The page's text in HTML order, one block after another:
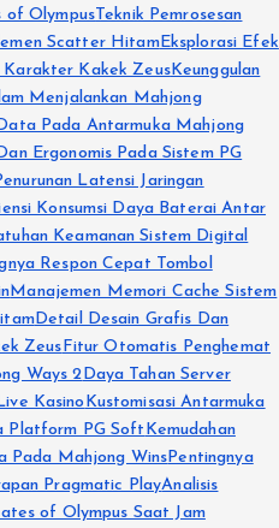
of OlympusTeknik Pemrosesan
Scatter HitamEksplorasi Efek
Karakter Kakek ZeusKeunggulan
Menjalankan Mahjong
Pada Antarmuka Mahjong
Ergonomis Pada Sistem PG
Latensi Jaringan
Konsumsi Daya Baterai Antar
Keamanan Sistem Digital
Respon Cepat Tombol
Manajemen Memori Cache Sistem
Detail Desain Grafis Dan
Zeus Fitur Otomatis Penghemat
Ways 2 Daya Tahan Server
Kasino Kustomisasi Antarmuka
Platform PG Soft Kemudahan
Pada Mahjong Wins Pentingnya
Pragmatic PlayAnalisis
of Olympus Saat Jam